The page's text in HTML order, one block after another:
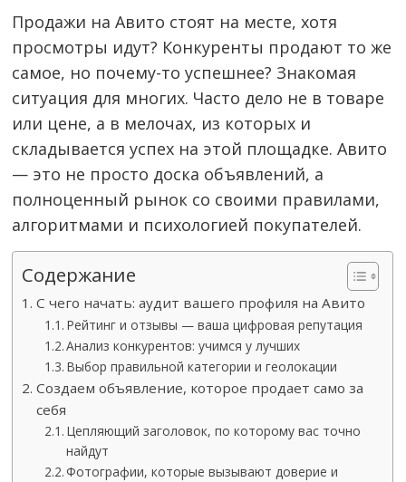
Продажи на Авито стоят на месте, хотя
просмотры идут? Конкуренты продают то же
самое, но почему-то успешнее? Знакомая
ситуация для многих. Часто дело не в товаре
или цене, а в мелочах, из которых и
складывается успех на этой площадке. Авито
— это не просто доска объявлений, а
полноценный рынок со своими правилами,
алгоритмами и психологией покупателей.
Содержание
С чего начать: аудит вашего профиля на Авито
Рейтинг и отзывы — ваша цифровая репутация
Анализ конкурентов: учимся у лучших
Выбор правильной категории и геолокации
Создаем объявление, которое продает само за
себя
Цепляющий заголовок, по которому вас точно
найдут
Фотографии, которые вызывают доверие и